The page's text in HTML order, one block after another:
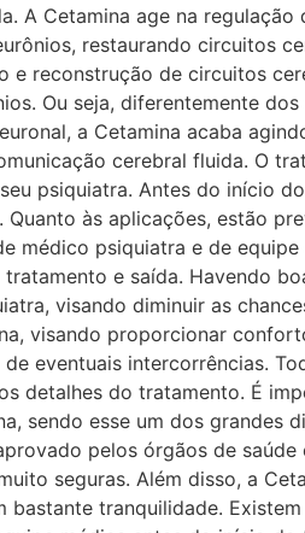
​A Cetamina age na
restaurando circuitos
reconstrução de circuitos
​Ou seja, diferentemente
a Cetamina acaba
cerebral fluida. O
psiquiatra. Antes do início
às aplicações, estão
médico psiquiatra e de
e saída. Havendo
visando diminuir as
visando proporcionar
eventuais intercorrências.
detalhes do tratamento. ​É
sendo esse um dos grandes
pelos órgãos de
seguras. Além disso, a
tranquilidade.